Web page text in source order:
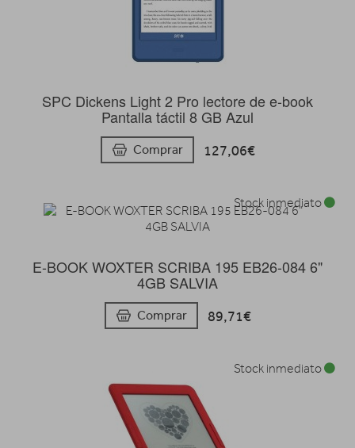
SPC Dickens Light 2 Pro lectore de e-book
Pantalla táctil 8 GB Azul
Comprar 127,06€
E-BOOK WOXTER SCRIBA 195 EB26-084 6"
4GB SALVIA
Comprar 89,71€
Stock inmediato
Stock inmediato